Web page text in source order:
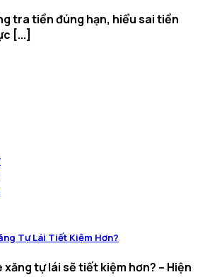
tra tiền đúng hạn, hiểu sai tiền
[...]
Tự Lái Tiết Kiệm Hơn?
xăng tự lái sẽ tiết kiệm hơn? – Hiện